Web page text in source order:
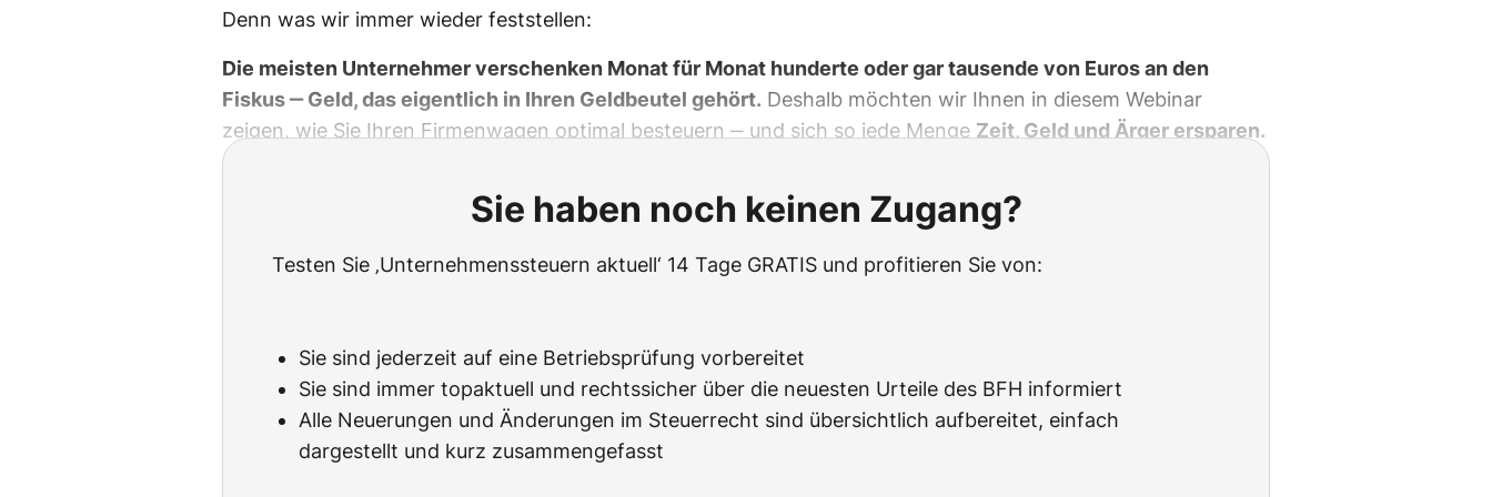
Denn was wir immer wieder feststellen:
Die meisten Unternehmer verschenken Monat für Monat hunderte oder gar tausende von Euros an den
Fiskus ‒ Geld, das eigentlich in Ihren Geldbeutel gehört. Deshalb möchten wir Ihnen in diesem Webinar
zeigen, wie Sie Ihren Firmenwagen optimal besteuern ‒ und sich so jede Menge Zeit, Geld und Ärger ersparen.
Sie haben noch keinen Zugang?
Testen Sie ‚Unternehmenssteuern aktuell‘ 14 Tage GRATIS und profitieren Sie von:
Sie sind jederzeit auf eine Betriebsprüfung vorbereitet
Sie sind immer topaktuell und rechtssicher über die neuesten Urteile des BFH informiert
Alle Neuerungen und Änderungen im Steuerrecht sind übersichtlich aufbereitet, einfach
dargestellt und kurz zusammengefasst